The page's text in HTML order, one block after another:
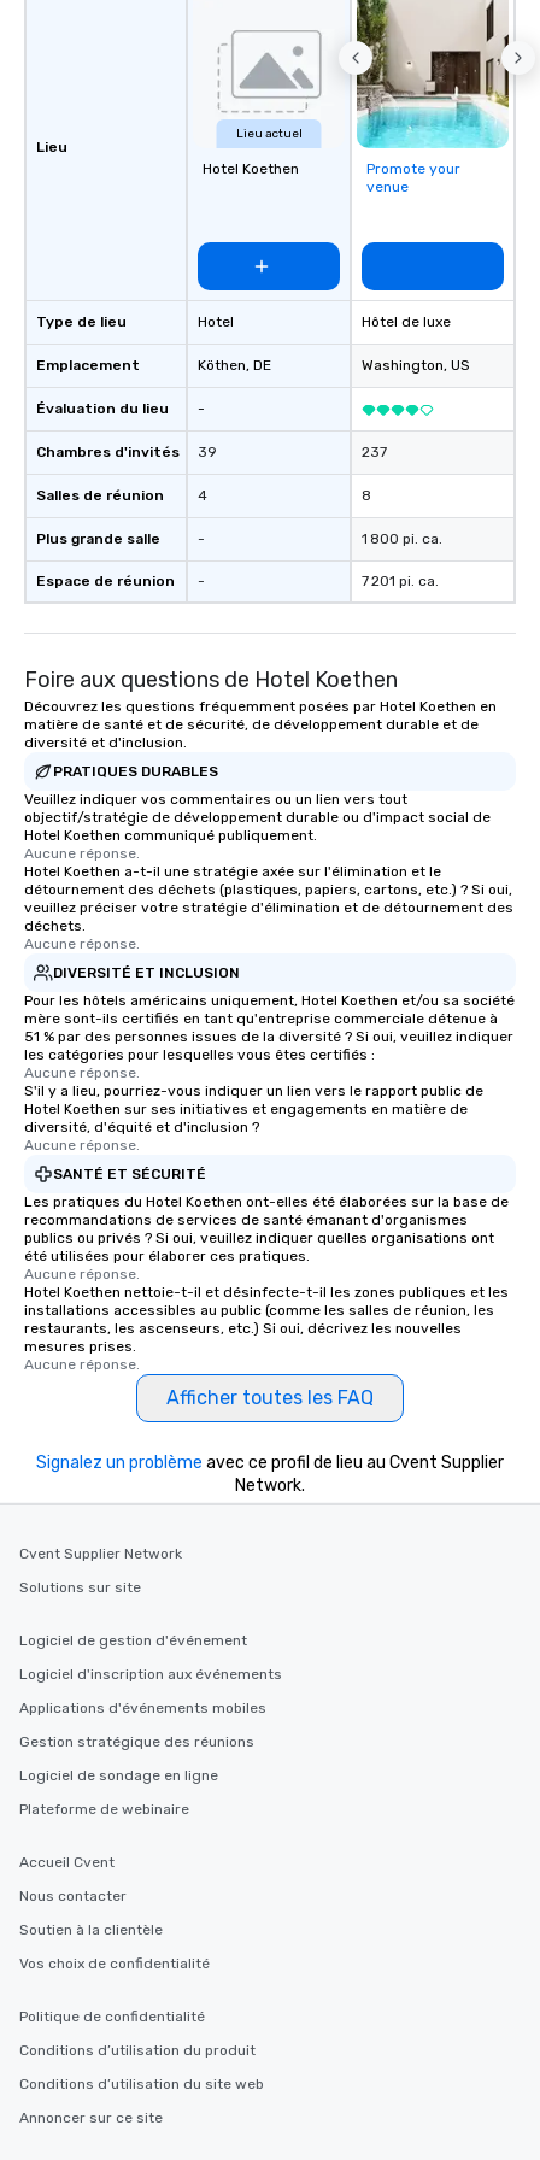
Lieu
Type de lieu
Emplacement
Évaluation du lieu
Chambres d'invités
Salles de réunion
Plus grande salle
Espace de réunion
Lieu actuel
Hotel Koethen
Hotel
Köthen, DE
-
39
4
-
-
Promote your
venue
Hôtel de luxe
Washington, US
237
8
1 800 pi. ca.
7 201 pi. ca.
Foire aux questions de Hotel Koethen
Découvrez les questions fréquemment posées par Hotel Koethen en
matière de santé et de sécurité, de développement durable et de
diversité et d'inclusion.
PRATIQUES DURABLES
Veuillez indiquer vos commentaires ou un lien vers tout
objectif/stratégie de développement durable ou d'impact social de
Hotel Koethen communiqué publiquement.
Aucune réponse.
Hotel Koethen a-t-il une stratégie axée sur l'élimination et le
détournement des déchets (plastiques, papiers, cartons, etc.) ? Si oui,
veuillez préciser votre stratégie d'élimination et de détournement des
déchets.
Aucune réponse.
DIVERSITÉ ET INCLUSION
Pour les hôtels américains uniquement, Hotel Koethen et/ou sa société
mère sont-ils certifiés en tant qu'entreprise commerciale détenue à
51 % par des personnes issues de la diversité ? Si oui, veuillez indiquer
les catégories pour lesquelles vous êtes certifiés :
Aucune réponse.
S'il y a lieu, pourriez-vous indiquer un lien vers le rapport public de
Hotel Koethen sur ses initiatives et engagements en matière de
diversité, d'équité et d'inclusion ?
Aucune réponse.
SANTÉ ET SÉCURITÉ
Les pratiques du Hotel Koethen ont-elles été élaborées sur la base de
recommandations de services de santé émanant d'organismes
publics ou privés ? Si oui, veuillez indiquer quelles organisations ont
été utilisées pour élaborer ces pratiques.
Aucune réponse.
Hotel Koethen nettoie-t-il et désinfecte-t-il les zones publiques et les
installations accessibles au public (comme les salles de réunion, les
restaurants, les ascenseurs, etc.) Si oui, décrivez les nouvelles
mesures prises.
Aucune réponse.
Afficher toutes les FAQ
Signalez un problème avec ce profil de lieu au Cvent Supplier
Network.
Cvent Supplier Network
Solutions sur site
Logiciel de gestion d'événement
Logiciel d'inscription aux événements
Applications d'événements mobiles
Gestion stratégique des réunions
Logiciel de sondage en ligne
Plateforme de webinaire
Accueil Cvent
Nous contacter
Soutien à la clientèle
Vos choix de confidentialité
Politique de confidentialité
Conditions d’utilisation du produit
Conditions d’utilisation du site web
Annoncer sur ce site